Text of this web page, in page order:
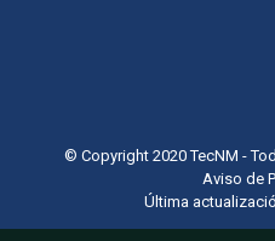
© Copyright 2020 TecNM -
Aviso de
Última